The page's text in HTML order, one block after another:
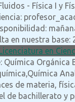
- Física I y
en nuestra base:
en
Química Orgánica
de materia,
de bachillerato y